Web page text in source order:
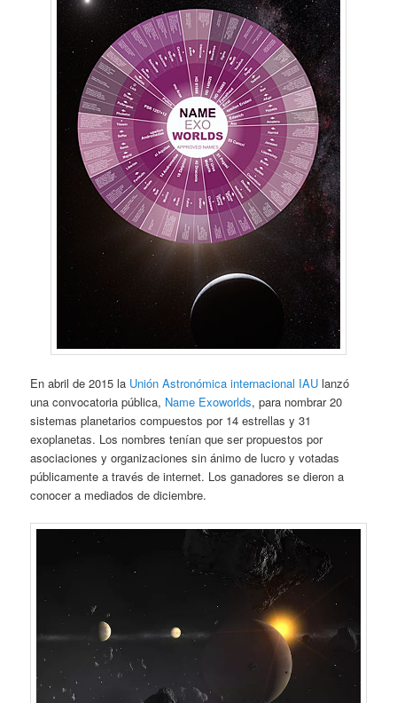
En abril de 2015 la Unión Astronómica internacional IAU lanzó
una convocatoria pública, Name Exoworlds, para nombrar 20
sistemas planetarios compuestos por 14 estrellas y 31
exoplanetas. Los nombres tenían que ser propuestos por
asociaciones y organizaciones sin ánimo de lucro y votadas
públicamente a través de internet. Los ganadores se dieron a
conocer a mediados de diciembre.